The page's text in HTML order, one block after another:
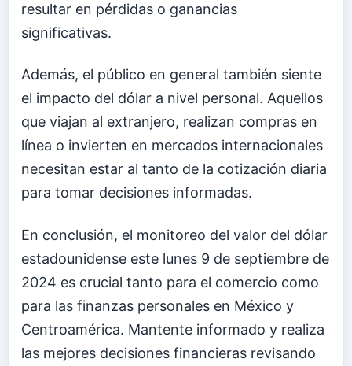
resultar en pérdidas o ganancias
significativas.
Además, el público en general también siente
el impacto del dólar a nivel personal. Aquellos
que viajan al extranjero, realizan compras en
línea o invierten en mercados internacionales
necesitan estar al tanto de la cotización diaria
para tomar decisiones informadas.
En conclusión, el monitoreo del valor del dólar
estadounidense este lunes 9 de septiembre de
2024 es crucial tanto para el comercio como
para las finanzas personales en México y
Centroamérica. Mantente informado y realiza
las mejores decisiones financieras revisando